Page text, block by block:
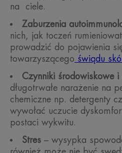
na ciele.
Zaburzenia
nich, jak toczeń
prowadzić do pojawienia
towarzyszącego świądu
Czynniki środowiskowe i
długotrwałe narażenie na
chemiczne np. detergenty
wywołać uczucie
postaci wykwitu.
Stres – wysypka